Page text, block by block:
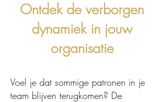
Ontdek de verborgen
dynamiek in jouw
organisatie
Voel je dat sommige patronen in je
team blijven terugkomen? De